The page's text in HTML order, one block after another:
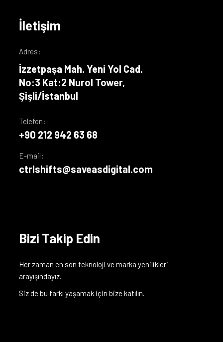
İletişim
Adres:
İzzetpaşa Mah. Yeni Yol Cad.
No:3 Kat:2 Nurol Tower,
Şişli/İstanbul
Telefon:
+90 212 942 63 68
E-mail:
ctrlshifts@saveasdigital.com
Bizi Takip Edin
Her zaman en son teknoloji ve marka yenilikleri
arayışındayız.
Siz de bu farkı yaşamak için bize katılın.